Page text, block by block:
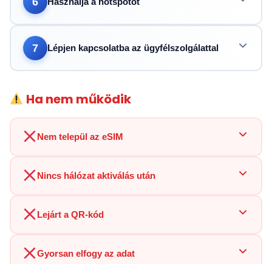
7 Lépjen kapcsolatba az ügyfélszolgálattal
Ha nem működik
Nem települ az eSIM
Nincs hálózat aktiválás után
Lejárt a QR-kód
Gyorsan elfogy az adat